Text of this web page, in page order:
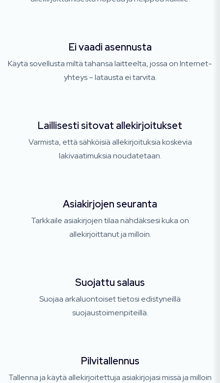
Ei vaadi asennusta
Käytä sovellusta miltä tahansa laitteelta, jossa on Internet-
yhteys – latausta ei tarvita.
Laillisesti sitovat allekirjoitukset
Varmista, että sähköisiä allekirjoituksia koskevia
lakivaatimuksia noudatetaan.
Asiakirjojen seuranta
Tarkkaile asiakirjojen tilaa nähdäksesi kuka on
allekirjoittanut ja milloin.
Suojattu salaus
Suojaa arkaluontoiset tietosi edistyneillä
suojaustoimenpiteillä.
Pilvitallennus
Tallenna ja käytä allekirjoitettuja asiakirjojasi missä ja milloin